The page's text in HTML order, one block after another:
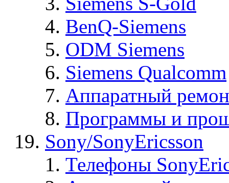
BenQ-Siemens
ODM Siemens
Siemens Qualcomm
Аппаратный
Программы и
Sony/SonyEricsson
Телефоны